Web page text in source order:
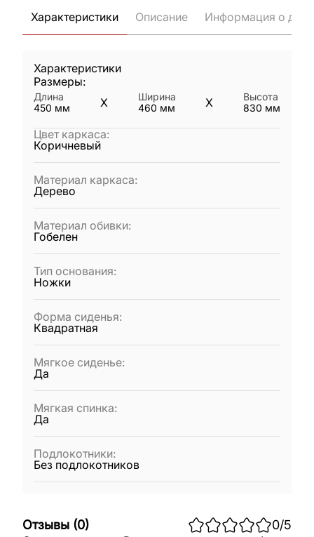
Характеристики Описание Информация о
Характеристики
Размеры:
Длина
450 мм X
Ширина
460 мм X
Высота
830 мм
Цвет каркаса:
Коричневый
Материал каркаса:
Дерево
Материал обивки:
Гобелен
Тип основания:
Ножки
Форма сиденья:
Квадратная
Мягкое сиденье:
Да
Мягкая спинка:
Да
Подлокотники:
Без подлокотников
Отзывы (0) 0/5